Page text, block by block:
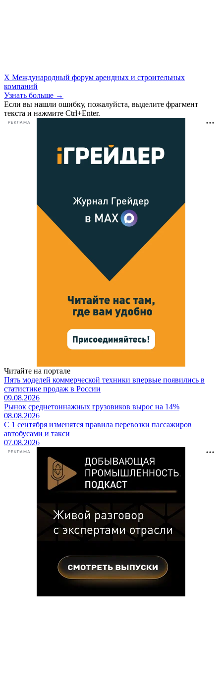
X Международный форум арендных и строительных
компаний
Узнать больше →
Если вы нашли ошибку, пожалуйста, выделите фрагмент
текста и нажмите Ctrl+Enter.
РЕКЛАМА
Читайте на портале
Пять моделей коммерческой техники впервые появились в
статистике продаж в России
09.08.2026
Рынок среднетоннажных грузовиков вырос на 14%
08.08.2026
С 1 сентября изменятся правила перевозки пассажиров
автобусами и такси
07.08.2026
РЕКЛАМА